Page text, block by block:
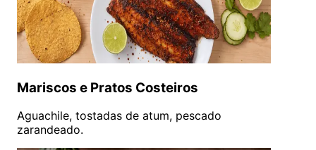
Mariscos e Pratos Costeiros
Aguachile, tostadas de atum, pescado
zarandeado.